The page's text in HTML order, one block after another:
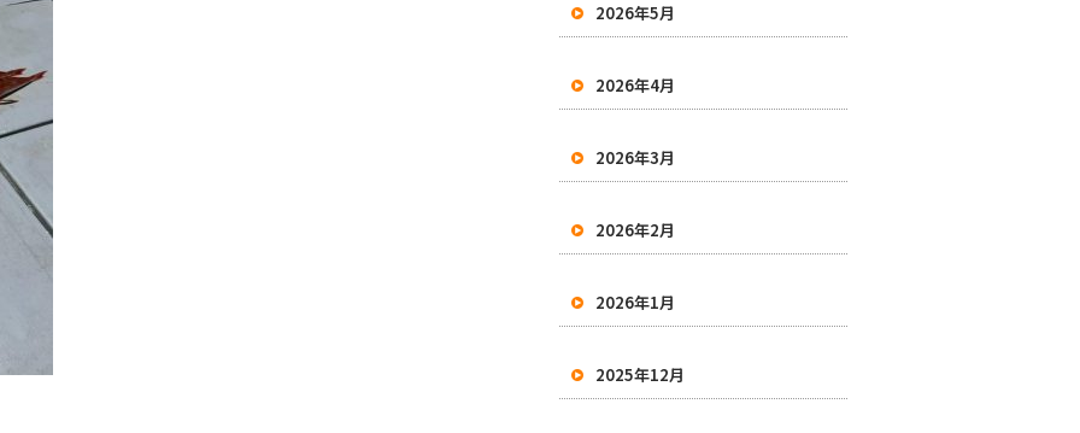
2026年5月
2026年4月
2026年3月
2026年2月
2026年1月
2025年12月